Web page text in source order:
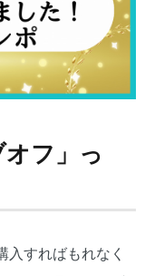
フ」っ
すればもれなく